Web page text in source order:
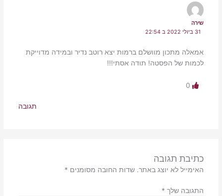
שירה
31 ביולי 2022 ב 22:54
אמאלה מתכון מוושלם ברמות יצא רוטב נדיר ובמידה מדוייקת
לכמות של הפסטה! תודה אסתי!!!
0
תגובה
כתיבת תגובה
האימייל לא יוצג באתר. שדות החובה מסומנים *
התגובה שלך *